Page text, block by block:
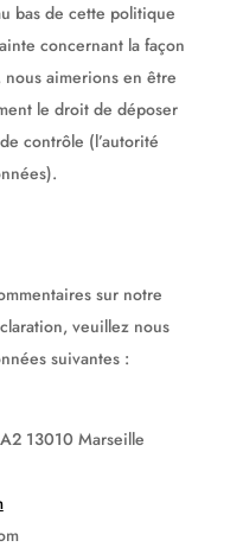
bas de cette politique
concernant la façon
aimerions en être
le droit de déposer
contrôle (l’autorité
sur notre
veuillez nous
suivantes :
13010 Marseille